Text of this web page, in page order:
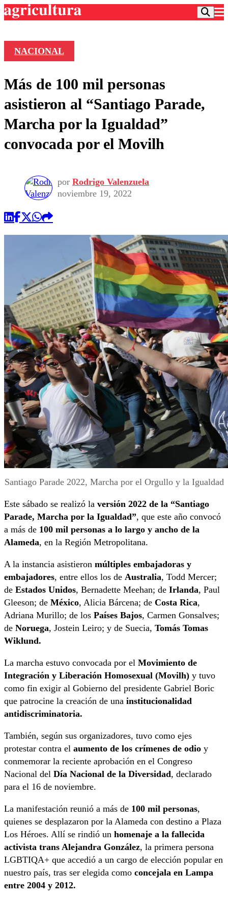
Frecuencias
Agricultura TV
Deportes
Colo Colo
Motor
Torneo Internacional
Torneo Nacional
Entretención
Noticias
Internacional
Nacional
Vida Social
Programas
NACIONAL
Más de 100 mil personas
asistieron al “Santiago Parade,
Marcha por la Igualdad”
convocada por el Movilh
por Rodrigo Valenzuela
noviembre 19, 2022
Santiago Parade 2022, Marcha por el Orgullo y la Igualdad
Este sábado se realizó la versión 2022 de la “Santiago
Parade, Marcha por la Igualdad”, que este año convocó
a más de 100 mil personas a lo largo y ancho de la
Alameda, en la Región Metropolitana.
A la instancia asistieron múltiples embajadoras y
embajadores, entre ellos los de Australia, Todd Mercer;
de Estados Unidos, Bernadette Meehan; de Irlanda, Paul
Gleeson; de México, Alicia Bárcena; de Costa Rica,
Adriana Murillo; de los Países Bajos, Carmen Gonsalves;
de Noruega, Jostein Leiro; y de Suecia, Tomás Tomas
Wiklund.
La marcha estuvo convocada por el Movimiento de
Integración y Liberación Homosexual (Movilh) y tuvo
como fin exigir al Gobierno del presidente Gabriel Boric
que patrocine la creación de una institucionalidad
antidiscriminatoria.
También, según sus organizadores, tuvo como ejes
protestar contra el aumento de los crímenes de odio y
conmemorar la reciente aprobación en el Congreso
Nacional del Día Nacional de la Diversidad, declarado
para el 16 de noviembre.
La manifestación reunió a más de 100 mil personas,
quienes se desplazaron por la Alameda con destino a Plaza
Los Héroes. Allí se rindió un homenaje a la fallecida
activista trans Alejandra González, la primera persona
LGBTIQA+ que accedió a un cargo de elección popular en
nuestro país, tras ser elegida como concejala en Lampa
entre 2004 y 2012.